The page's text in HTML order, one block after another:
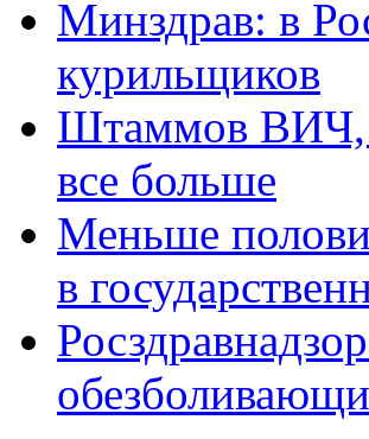
Минздрав: в
курильщиков
Штаммов ВИЧ,
все больше
Меньше
в